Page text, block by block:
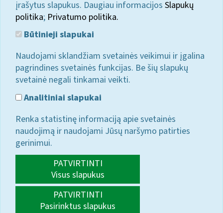
įrašytus slapukus. Daugiau informacijos Slapukų
politika; Privatumo politika.
Būtinieji slapukai
Naudojami sklandžiam svetainės veikimui ir įgalina
pagrindines svetainės funkcijas. Be šių slapukų
svetainė negali tinkamai veikti.
Analitiniai slapukai
Renka statistinę informaciją apie svetainės
naudojimą ir naudojami Jūsų naršymo patirties
gerinimui.
PATVIRTINTI
Visus slapukus
PATVIRTINTI
Pasirinktus slapukus